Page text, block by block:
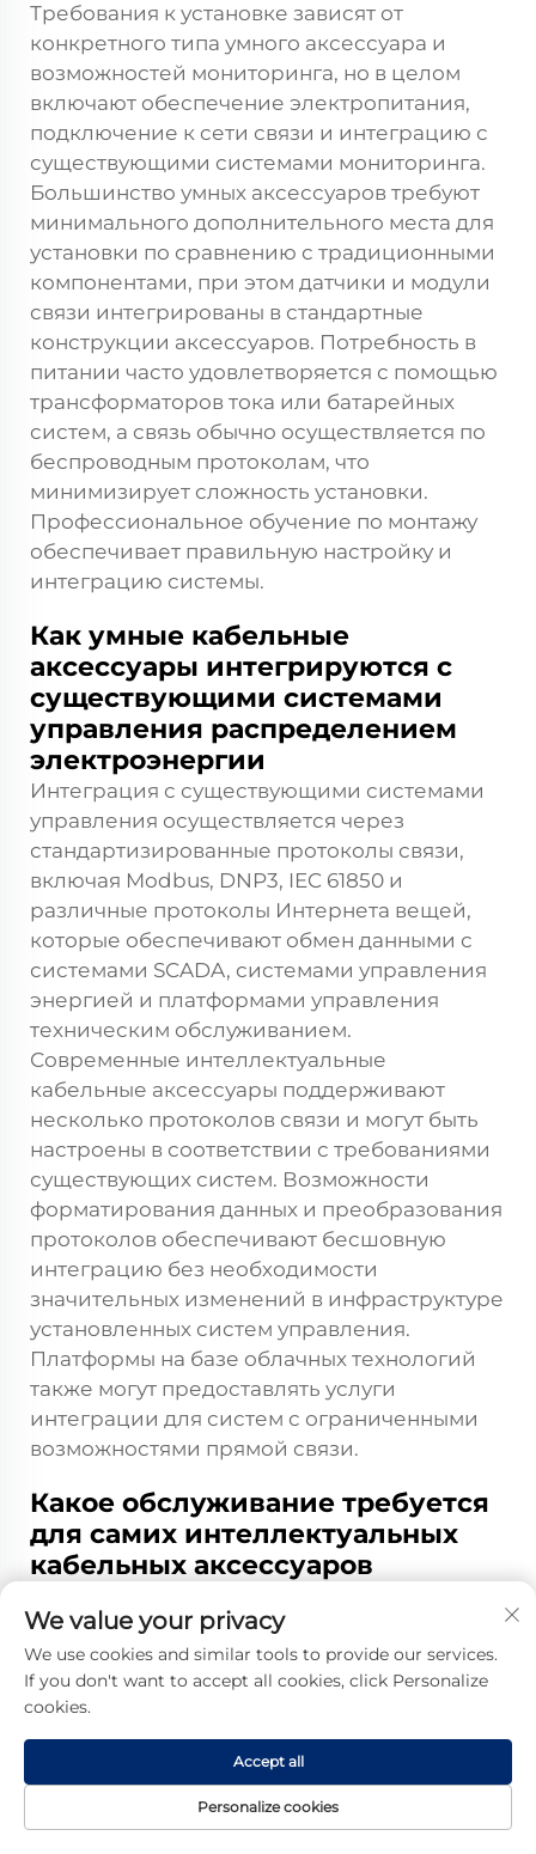
Требования к установке зависят от
конкретного типа умного аксессуара и
возможностей мониторинга, но в целом
включают обеспечение электропитания,
подключение к сети связи и интеграцию с
существующими системами мониторинга.
Большинство умных аксессуаров требуют
минимального дополнительного места для
установки по сравнению с традиционными
компонентами, при этом датчики и модули
связи интегрированы в стандартные
конструкции аксессуаров. Потребность в
питании часто удовлетворяется с помощью
трансформаторов тока или батарейных
систем, а связь обычно осуществляется по
беспроводным протоколам, что
минимизирует сложность установки.
Профессиональное обучение по монтажу
обеспечивает правильную настройку и
интеграцию системы.
Как умные кабельные
аксессуары интегрируются с
существующими системами
управления распределением
электроэнергии
Интеграция с существующими системами
управления осуществляется через
стандартизированные протоколы связи,
включая Modbus, DNP3, IEC 61850 и
различные протоколы Интернета вещей,
которые обеспечивают обмен данными с
системами SCADA, системами управления
энергией и платформами управления
техническим обслуживанием.
Современные интеллектуальные
кабельные аксессуары поддерживают
несколько протоколов связи и могут быть
настроены в соответствии с требованиями
существующих систем. Возможности
форматирования данных и преобразования
протоколов обеспечивают бесшовную
интеграцию без необходимости
значительных изменений в инфраструктуре
установленных систем управления.
Платформы на базе облачных технологий
также могут предоставлять услуги
интеграции для систем с ограниченными
возможностями прямой связи.
Какое обслуживание требуется
для самих интеллектуальных
кабельных аксессуаров
минимального дополнительного
обслуживания помимо требований,
предъявляемых к традиционным
аксессуарам для кабелей; большинство
умных компонентов предназначены для
работы без технического обслуживания в
течение всего срока эксплуатации
аксессуара. Системы батарей могут
We value your privacy
We use cookies and similar tools to provide our services.
If you don't want to accept all cookies, click Personalize
cookies.
Personalize cookies
Accept all